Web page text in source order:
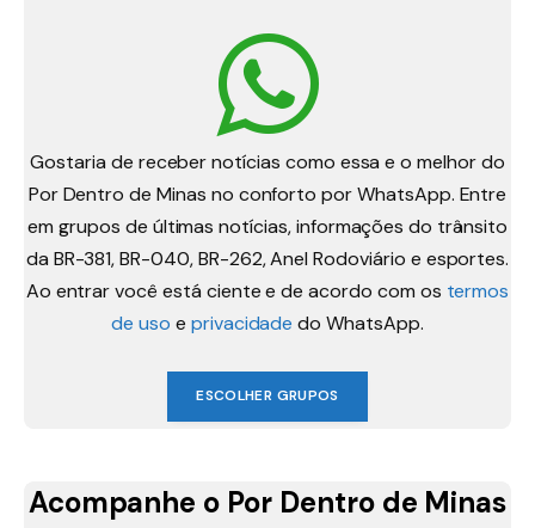
Gostaria de receber notícias como essa e o melhor do
Por Dentro de Minas no conforto por WhatsApp. Entre
em grupos de últimas notícias, informações do trânsito
da BR-381, BR-040, BR-262, Anel Rodoviário e esportes.
Ao entrar você está ciente e de acordo com os termos
de uso e privacidade do WhatsApp.
ESCOLHER GRUPOS
Acompanhe o Por Dentro de Minas